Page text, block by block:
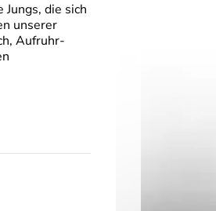
die sich
unserer
Aufruhr-